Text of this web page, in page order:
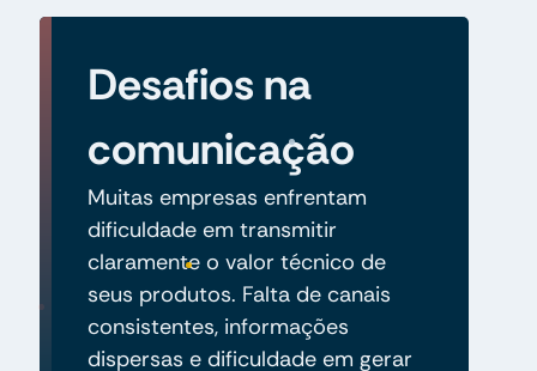
Desafios na
comunicação
Muitas empresas enfrentam
dificuldade em transmitir
claramente o valor técnico de
seus produtos. Falta de canais
consistentes, informações
dispersas e dificuldade em gerar